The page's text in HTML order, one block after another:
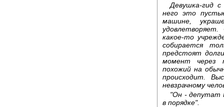
Девушка-гид
него это
машине,
какое-то
собирается
предстоят
момент через
похожий на
происходит.
невзрачному
"Он - депутат
в порядке".